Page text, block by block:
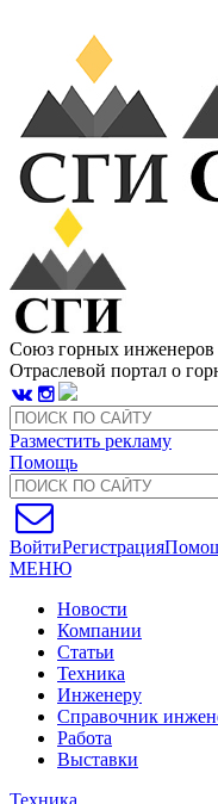
Союз горных инженеров
Отраслевой портал о
Разместить рекламу
Помощь
ВойтиРегистрация
МЕНЮ
Новости
Компании
Статьи
Техника
Инженеру
Справочник
Работа
Выставки